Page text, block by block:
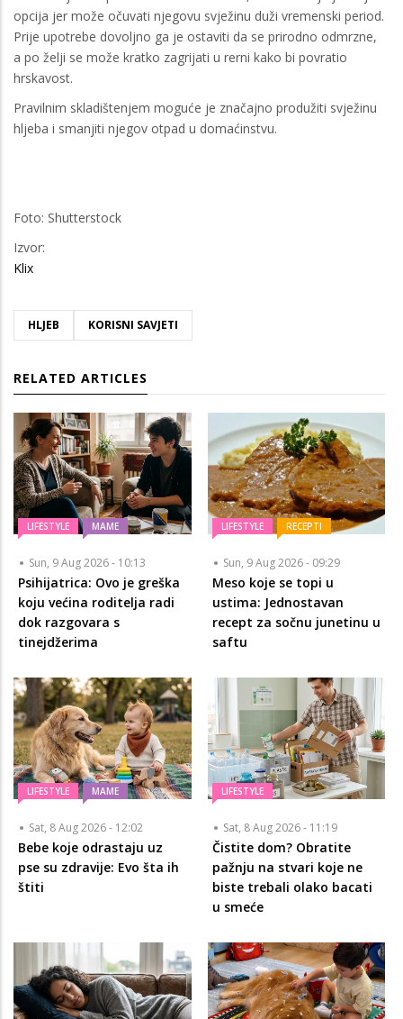
opcija jer može očuvati njegovu svježinu duži vremenski period.
Prije upotrebe dovoljno ga je ostaviti da se prirodno odmrzne,
a po želji se može kratko zagrijati u rerni kako bi povratio
hrskavost.
Pravilnim skladištenjem moguće je značajno produžiti svježinu
hljeba i smanjiti njegov otpad u domaćinstvu.
Foto: Shutterstock
Izvor:
Klix
HLJEB KORISNI SAVJETI
RELATED ARTICLES
LIFESTYLE MAME
Sun, 9 Aug 2026 - 10:13
Psihijatrica: Ovo je greška
koju većina roditelja radi
dok razgovara s
tinejdžerima
LIFESTYLE RECEPTI
Sun, 9 Aug 2026 - 09:29
Meso koje se topi u
ustima: Jednostavan
recept za sočnu junetinu u
saftu
LIFESTYLE MAME
Sat, 8 Aug 2026 - 12:02
Bebe koje odrastaju uz
pse su zdravije: Evo šta ih
štiti
LIFESTYLE
Sat, 8 Aug 2026 - 11:19
Čistite dom? Obratite
pažnju na stvari koje ne
biste trebali olako bacati
u smeće